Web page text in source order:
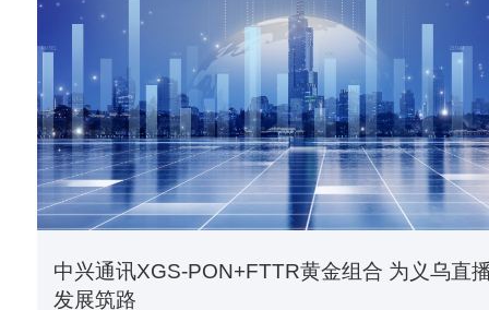
中兴通讯XGS-PON+FTTR黄金组合 为义乌直
发展筑路